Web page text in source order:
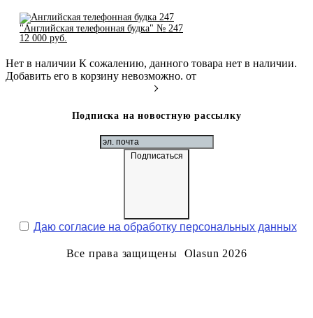
"Английская телефонная будка" № 247
12 000 pуб.
Нет в наличии К сожалению, данного товара нет в наличии.
Добавить его в корзину невозможно. от
Подписка на новостную рассылку
Подписаться
Даю согласие на обработку персональных данных
Все права защищены Olasun 2026